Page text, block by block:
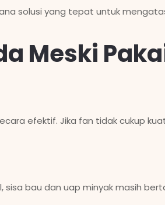
solusi yang tepat untuk
Meski
efektif. Jika fan tidak cukup
bau dan uap minyak masih